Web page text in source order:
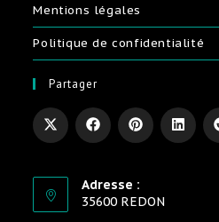
Mentions légales
Politique de confidentialité
Partager
Adresse :
35600 REDON